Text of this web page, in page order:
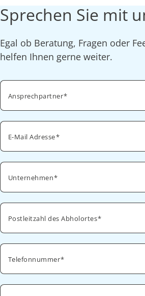
Sprechen Sie mit
Egal ob Beratung, Fragen oder
helfen Ihnen gerne weiter.
Ansprechpartner
E-Mail Adresse
Unternehmen
Postleitzahl des Abholortes
Telefonnummer